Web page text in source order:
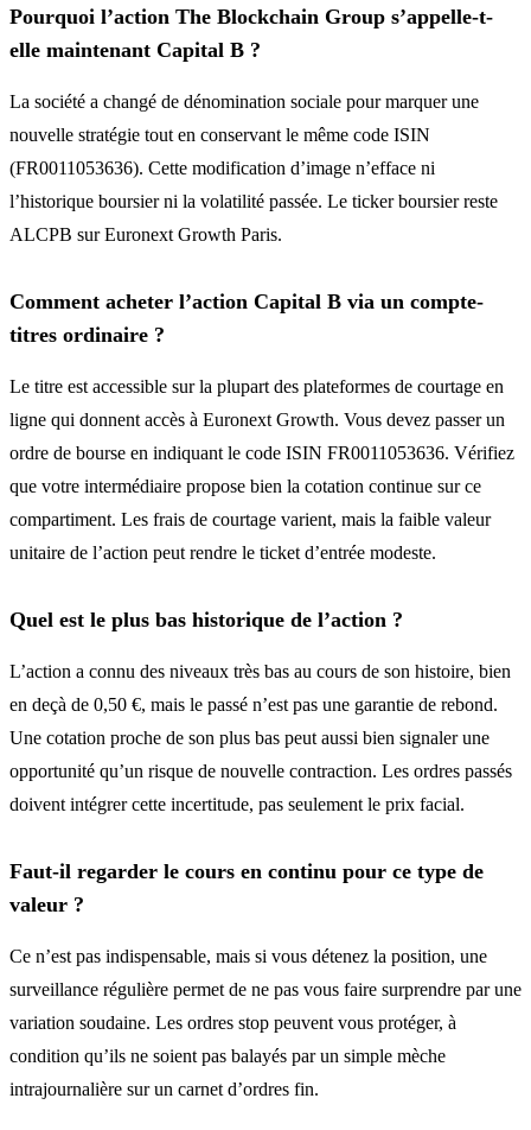
Pourquoi l’action The Blockchain Group s’appelle-t-
elle maintenant Capital B ?
La société a changé de dénomination sociale pour marquer une
nouvelle stratégie tout en conservant le même code ISIN
(FR0011053636). Cette modification d’image n’efface ni
l’historique boursier ni la volatilité passée. Le ticker boursier reste
ALCPB sur Euronext Growth Paris.
Comment acheter l’action Capital B via un compte-
titres ordinaire ?
Le titre est accessible sur la plupart des plateformes de courtage en
ligne qui donnent accès à Euronext Growth. Vous devez passer un
ordre de bourse en indiquant le code ISIN FR0011053636. Vérifiez
que votre intermédiaire propose bien la cotation continue sur ce
compartiment. Les frais de courtage varient, mais la faible valeur
unitaire de l’action peut rendre le ticket d’entrée modeste.
Quel est le plus bas historique de l’action ?
L’action a connu des niveaux très bas au cours de son histoire, bien
en deçà de 0,50 €, mais le passé n’est pas une garantie de rebond.
Une cotation proche de son plus bas peut aussi bien signaler une
opportunité qu’un risque de nouvelle contraction. Les ordres passés
doivent intégrer cette incertitude, pas seulement le prix facial.
Faut-il regarder le cours en continu pour ce type de
valeur ?
Ce n’est pas indispensable, mais si vous détenez la position, une
surveillance régulière permet de ne pas vous faire surprendre par une
variation soudaine. Les ordres stop peuvent vous protéger, à
condition qu’ils ne soient pas balayés par un simple mèche
intrajournalière sur un carnet d’ordres fin.